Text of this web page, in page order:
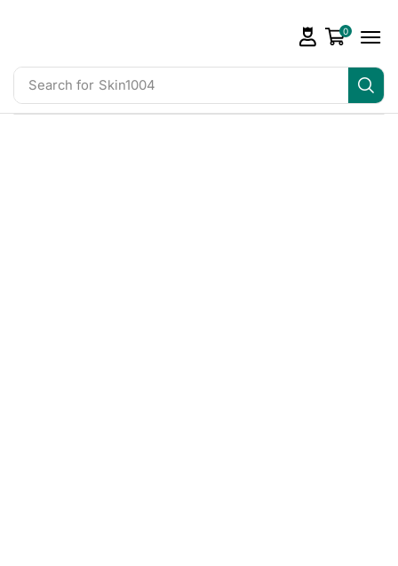
Search for Skin1004
0